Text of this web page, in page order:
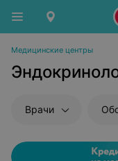
Медицинские центры
Врачи